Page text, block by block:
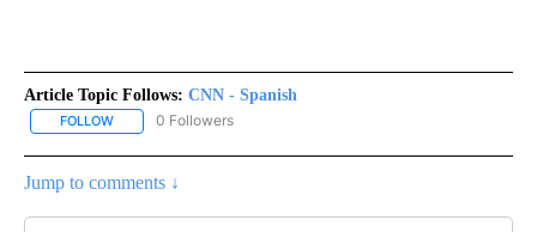
Article Topic Follows: CNN - Spanish
FOLLOW FOLLOW "CNN - SPANISH" TO RECEIVE NOTIFICATIONS ABOUT
0 Followers
Jump to comments ↓